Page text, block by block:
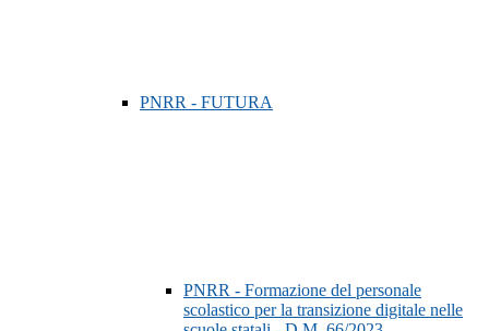
PNRR - FUTURA
PNRR - Formazione del personale
scolastico per la transizione digitale nelle